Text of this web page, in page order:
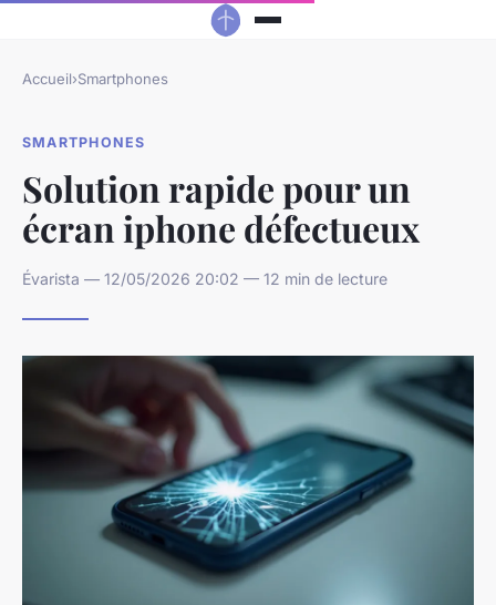
Accueil›Smartphones
SMARTPHONES
Solution rapide pour un
écran iphone défectueux
Évarista — 12/05/2026 20:02 — 12 min de lecture